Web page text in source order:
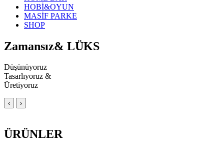
HOBİ&OYUN
MASİF PARKE
SHOP
Zamansız& LÜKS
Düşünüyoruz
Tasarlıyoruz &
Üretiyoruz
‹ ›
ÜRÜNLER